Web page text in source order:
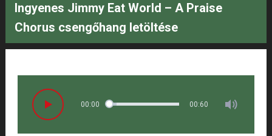
Ingyenes Jimmy Eat World – A Praise
Chorus csengőhang letöltése
00:00 00:60